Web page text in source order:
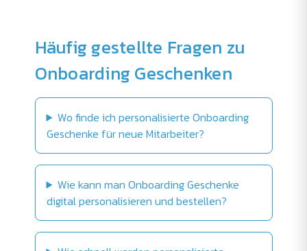
Häufig gestellte Fragen zu
Onboarding Geschenken
Wo finde ich personalisierte Onboarding
Geschenke für neue Mitarbeiter?
Wie kann man Onboarding Geschenke
digital personalisieren und bestellen?